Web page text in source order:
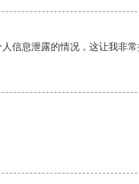
信息泄露的情况，这让我非常